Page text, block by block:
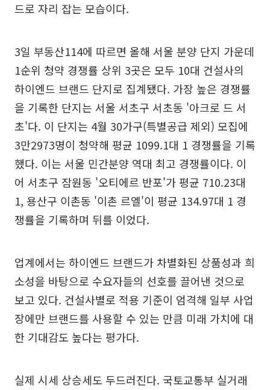
드로 자리 잡는 모습이다.
3일 부동산114에 따르면 올해 서울 분양 단지 가운데
1순위 청약 경쟁률 상위 3곳은 모두 10대 건설사의
하이엔드 브랜드 단지로 집계됐다. 가장 높은 경쟁률
을 기록한 단지는 서울 서초구 서초동 '아크로 드 서
초'다. 이 단지는 4월 30가구(특별공급 제외) 모집에
3만2973명이 청약해 평균 1099.1대 1 경쟁률을 기록
했다. 이는 서울 민간분양 역대 최고 경쟁률이다. 이
어 서초구 잠원동 '오티에르 반포'가 평균 710.23대
1, 용산구 이촌동 '이촌 르엘'이 평균 134.97대 1 경
쟁률을 기록하며 뒤를 이었다.
업계에서는 하이엔드 브랜드가 차별화된 상품성과 희
소성을 바탕으로 수요자들의 선호를 끌어낸 것으로
보고 있다. 건설사별로 적용 기준이 엄격해 일부 사업
장에만 브랜드를 사용할 수 있는 만큼 미래 가치에 대
한 기대감도 높다는 평가다.
실제 시세 상승세도 두드러진다. 국토교통부 실거래